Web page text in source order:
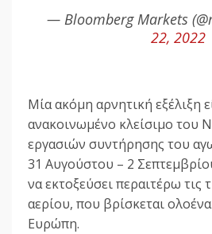
— Bloomberg Markets
22, 2022
Μία ακόμη αρνητική εξέλιξη
ανακοινωμένο κλείσιμο του
εργασιών συντήρησης του
31 Αυγούστου – 2
να εκτοξεύσει περαιτέρω τις
αερίου, που βρίσκεται
Ευρώπη.